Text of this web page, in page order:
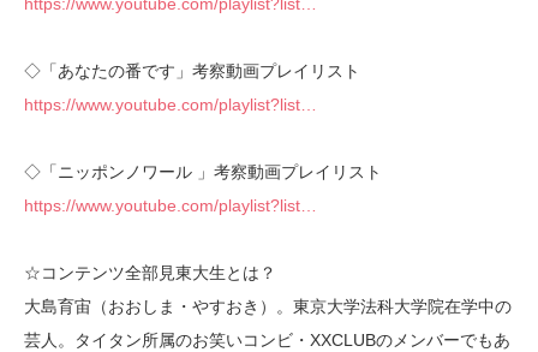
◇「あなたの番です」考察動画プレイリスト
https://www.youtube.com/playlist?list…
◇「ニッポンノワール 」考察動画プレイリスト
https://www.youtube.com/playlist?list…
☆コンテンツ全部見東大生とは？
大島育宙（おおしま・やすおき）。東京大学法科大学院在学中の
芸人。タイタン所属のお笑いコンビ・XXCLUBのメンバーでもあ